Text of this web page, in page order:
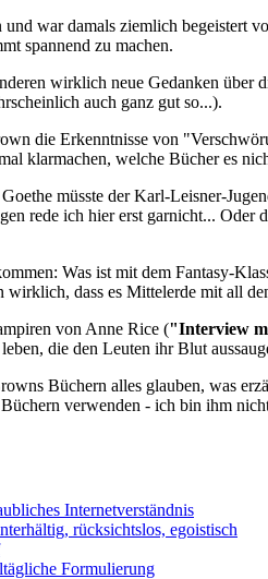
war damals ziemlich begeistert
spannend zu machen.
wirklich neue Gedanken
auch ganz gut so...).
die Erkenntnisse von
klarmachen, welche Bücher es
müsste der Karl-Leisner-
rede ich hier erst garnicht...
Was ist mit dem Fantasy-
dass es Mittelerde mit all
von Anne Rice ("Interview
die den Leuten ihr Blut
Büchern alles glauben, was
verwenden - ich bin ihm
Internetverständnis
rücksichtslos, egoistisch
Formulierung